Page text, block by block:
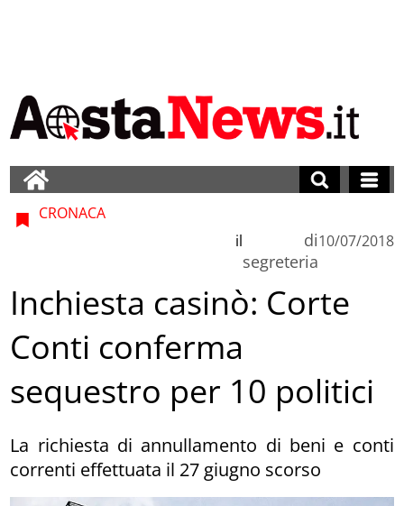
CRONACA
di
segreteria
il 10/07/2018
Inchiesta casinò: Corte
Conti conferma
sequestro per 10 politici
La richiesta di annullamento di beni e conti
correnti effettuata il 27 giugno scorso